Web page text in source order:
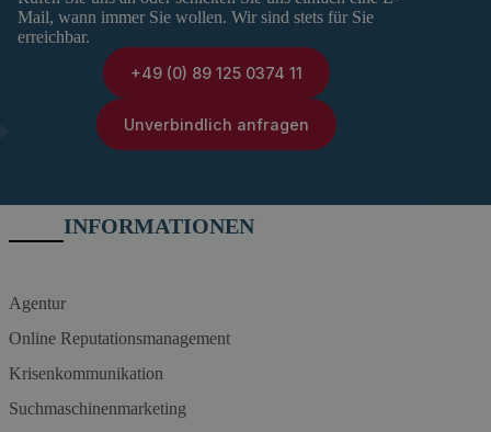
Mail, wann immer Sie wollen. Wir sind stets für Sie
erreichbar.
+49 (0) 89 125 0374 11
Unverbindlich anfragen
INFORMATIONEN
Agentur
Online Reputationsmanagement
Krisenkommunikation
Suchmaschinenmarketing